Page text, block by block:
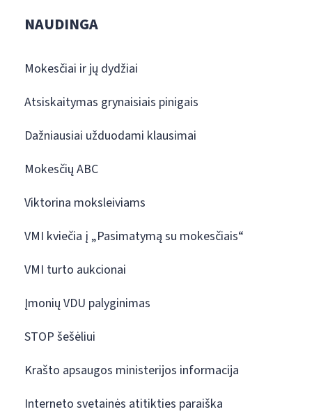
NAUDINGA
Mokesčiai ir jų dydžiai
Atsiskaitymas grynaisiais pinigais
Dažniausiai užduodami klausimai
Mokesčių ABC
Viktorina moksleiviams
VMI kviečia į „Pasimatymą su mokesčiais“
VMI turto aukcionai
Įmonių VDU palyginimas
STOP šešėliui
Krašto apsaugos ministerijos informacija
Interneto svetainės atitikties paraiška